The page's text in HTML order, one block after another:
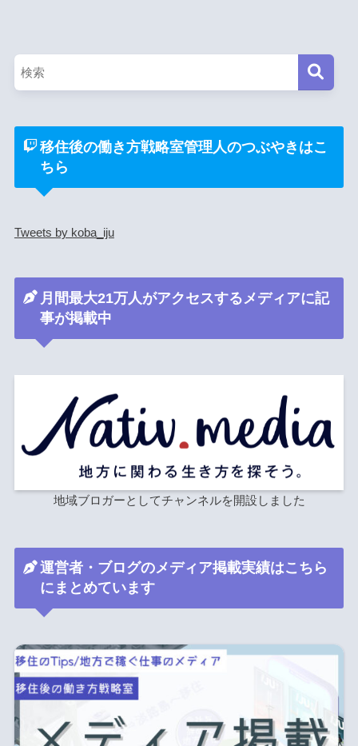
移住後の働き方戦略室管理人のつぶやきはこ
ちら
Tweets by koba_iju
月間最大21万人がアクセスするメディアに記
事が掲載中
地域ブロガーとしてチャンネルを開設しました
運営者・ブログのメディア掲載実績はこちら
にまとめています